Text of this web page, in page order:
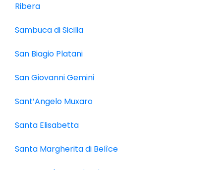
Ribera
Sambuca di Sicilia
San Biagio Platani
San Giovanni Gemini
Sant’Angelo Muxaro
Santa Elisabetta
Santa Margherita di Belìce